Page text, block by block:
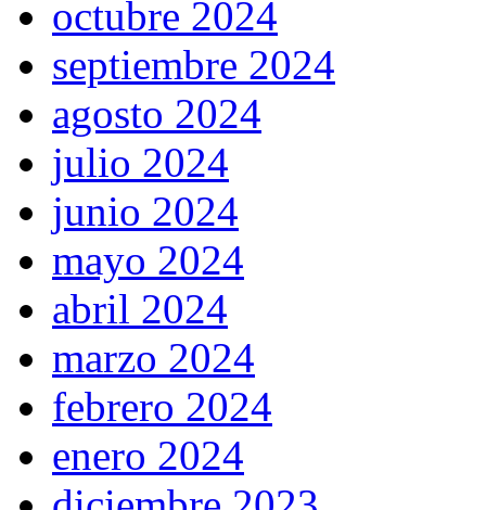
octubre 2024
septiembre 2024
agosto 2024
julio 2024
junio 2024
mayo 2024
abril 2024
marzo 2024
febrero 2024
enero 2024